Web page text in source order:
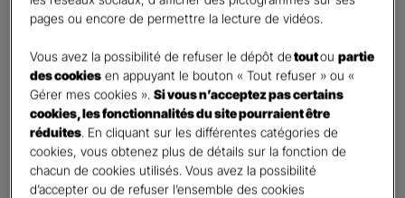
Contact *
First Last
Téléphone*
United
States
+1
E-mail
pages ou encore de permettre la lecture de vidéos.
Vous avez la possibilité de refuser le dépôt detoutoupartie
des cookies en appuyant le bouton « Tout refuser » ou «
Gérer mes cookies ».Si vous n’acceptez pas certains
cookies, les fonctionnalités du site pourraient être
réduites. En cliquant sur les différentes catégories de
cookies, vous obtenez plus de détails sur la fonction de
chacun de cookies utilisés. Vous avez la possibilité
d’accepter ou de refuser l’ensemble des cookies